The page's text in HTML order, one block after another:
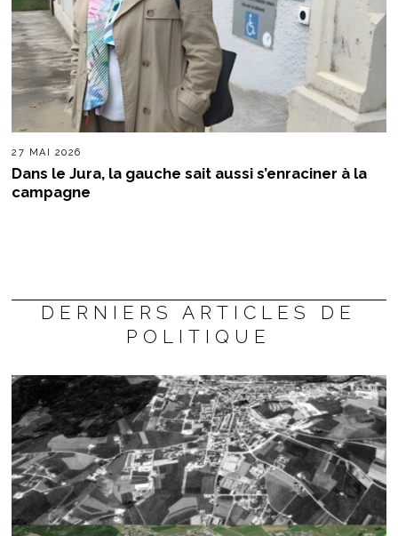
27 MAI 2026
Dans le Jura, la gauche sait aussi s’enraciner à la
campagne
DERNIERS ARTICLES DE
POLITIQUE